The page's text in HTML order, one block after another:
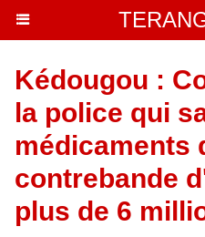
Kédougou :
la police qui
médicaments
contrebande
plus de 6